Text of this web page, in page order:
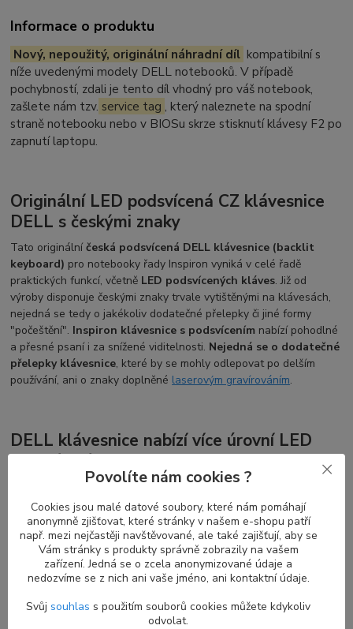
Informace o produktu
Nový, nepoužitý, originální náhradní díl kompatibilní s
níže uvedenými modely DELL notebooků. V případě
pochybností, zdali je tento díl vhodný pro váš notebook,
zašlete nám tzv. service tag , který naleznete na spodní
straně notebooku nebo v BIOSu skrze stisknutí klávesy F2 po
zapnutí laptopu.
Originální LED podsvícená CZ klávesnice
DELL s českými znaky
Tato originálníčeská podsvícená DELL klávesnice (backlit
keyboard) pro notebooky řady Inspiron vyniká v celé řadě
praktických funkcí, včetně LED podsvícených kláves. Již od
výroby disponuje českými znaky trvale vytištěnými na klávesách,
nejedná se tedy o jakékoliv dodatečné přelepky či jiné formy
"počeštění". Inspiron klávesnice s podsvícením nabízí pohodlné
a přesné psaní i za snížené viditelnosti. Nejedná se o dodatečné
přelepky klávesnice, které by se mohly odlepovat po delším
používání, ani o znaky doplněné laserovým gravírováním.
DELL klávesnice nabízí více úrovní LED
podsvícení
U této klávesnice snadno nastavíte úroveňLED podsvicení
klávesdle svých preferencí, ať už v BIOSu notebooku nebo
jednoduše při práci stisknutím kombinace funkčních kláves. Je
běžné, že řada modelů nabízí řadu úrovní podsvícení (typicky 25%,
50%, 75% a 100% podsvícení), což zaručuje pohodlné psaní i v
podmínkách se sníženou viditelností. Díky této funkcionalitě
můžete snadno přizpůsobit jas podsvícení okolnímu osvětlení, což
oceníte při své práci na notebooku v nedostatečně osvětleném
Povolíte nám cookies ?
Cookies jsou malé datové soubory, které nám pomáhají
anonymně zjišťovat, které stránky v našem e-shopu patří
např. mezi nejčastěji navštěvované, ale také zajišťují, aby se
Vám stránky s produkty správně zobrazily na vašem
zařízení. Jedná se o zcela anonymizované údaje a
nedozvíme se z nich ani vaše jméno, ani kontaktní údaje.
Svůj souhlas s použitím souborů cookies můžete kdykoliv
odvolat.